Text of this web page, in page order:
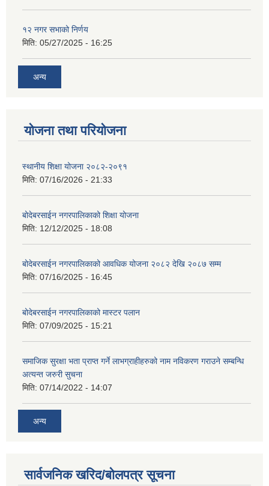
१२ नगर सभाको निर्णय
मिति: 05/27/2025 - 16:25
अन्य
योजना तथा परियोजना
स्थानीय शिक्षा योजना २०८२-२०९१
मिति: 07/16/2026 - 21:33
बोदेबरसाईन नगरपालिकाको शिक्षा योजना
मिति: 12/12/2025 - 18:08
बोदेबरसाईन नगरपालिकाको आवधिक योजना २०८२ देखि २०८७ सम्म
मिति: 07/16/2025 - 16:45
बोदेबरसाईन नगरपालिकाको मास्टर पलान
मिति: 07/09/2025 - 15:21
समाजिक सुरक्षा भता प्राप्त गर्ने लाभग्राहीहरुको नाम नविकरण गराउने सम्बन्धि
अत्यन्त जरुरी सुचना
मिति: 07/14/2022 - 14:07
अन्य
सार्वजनिक खरिद/बोलपत्र सूचना